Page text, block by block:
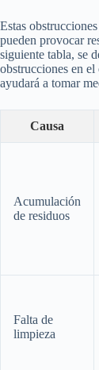
Estas
pueden provocar
siguiente tabla, se
obstrucciones en
ayudará a tomar
Causa
Acumulación
de residuos
Falta de
limpieza